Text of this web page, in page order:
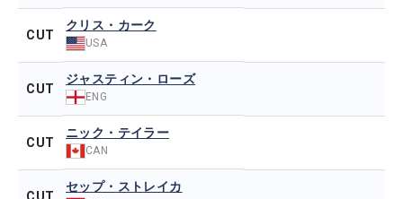
CUT
クリス・カーク
USA
CUT
ジャスティン・ローズ
ENG
CUT
ニック・テイラー
CAN
セップ・ストレイカ